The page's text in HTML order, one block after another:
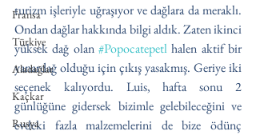
Fransa
Türkiye
Aladağlar
Kaçkar
Rusya
turizm işleriyle uğraşıyor ve dağlara da meraklı.
Ondan dağlar hakkında bilgi aldık. Zaten ikinci
yüksek dağ olan #Popocatepetl halen aktif bir
yanardağ olduğu için çıkış yasakmış. Geriye iki
seçenek kalıyordu. Luis, hafta sonu 2
günlüğüne gidersek bizimle gelebileceğini ve
evdeki fazla malzemelerini de bize ödünç